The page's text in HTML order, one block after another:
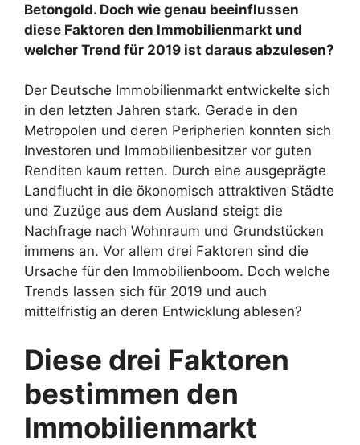
Betongold. Doch wie genau beeinflussen
diese Faktoren den Immobilienmarkt und
welcher Trend für 2019 ist daraus abzulesen?
Der Deutsche Immobilienmarkt entwickelte sich
in den letzten Jahren stark. Gerade in den
Metropolen und deren Peripherien konnten sich
Investoren und Immobilienbesitzer vor guten
Renditen kaum retten. Durch eine ausgeprägte
Landflucht in die ökonomisch attraktiven Städte
und Zuzüge aus dem Ausland steigt die
Nachfrage nach Wohnraum und Grundstücken
immens an. Vor allem drei Faktoren sind die
Ursache für den Immobilienboom. Doch welche
Trends lassen sich für 2019 und auch
mittelfristig an deren Entwicklung ablesen?
Diese drei Faktoren
bestimmen den
Immobilienmarkt